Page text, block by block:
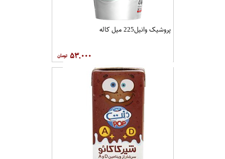
پروشیک وانیل225 میل کاله
۵۳,۰۰۰